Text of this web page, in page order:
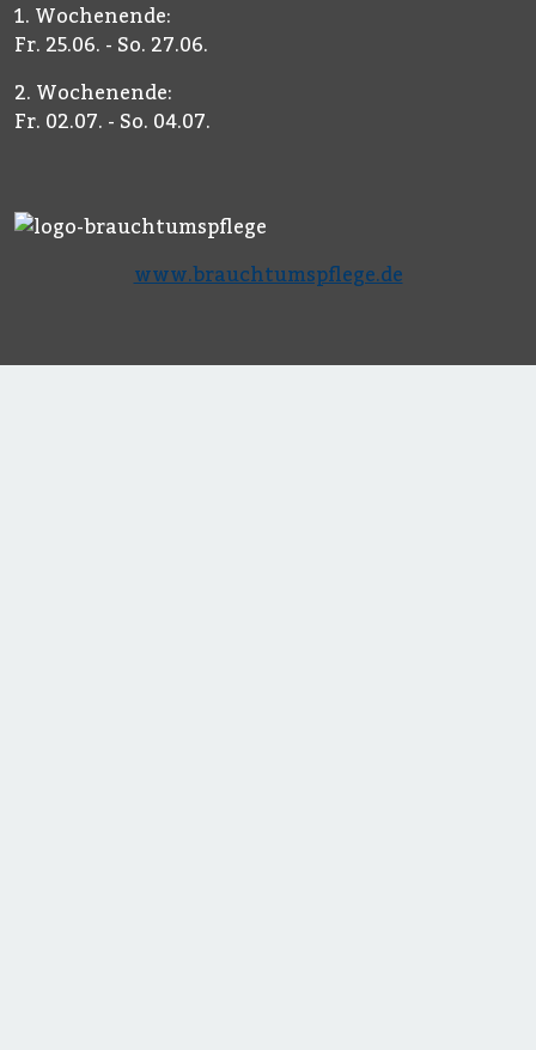
1. Wochenende:
Fr. 25.06. - So. 27.06.
2. Wochenende:
Fr. 02.07. - So. 04.07.
www.brauchtumspflege.de